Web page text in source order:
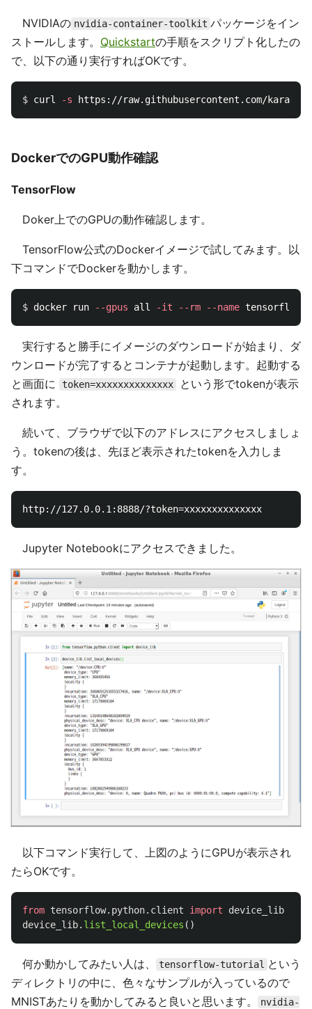
NVIDIAの nvidia-container-toolkit パッケージをイン
ストールします。 Quickstartの手順をスクリプト化したの
で、以下の通り実行すればOKです。
$ curl -s
DockerでのGPU動作確認
TensorFlow
Doker上でのGPUの動作確認します。
TensorFlow公式のDockerイメージで試してみます。以
下コマンドでDockerを動かします。
$ docker run --gpus all -it --rm --name tensorflow-
実行すると勝手にイメージのダウンロードが始まり、ダ
ウンロードが完了するとコンテナが起動します。起動する
と画面に
token=xxxxxxxxxxxxxx
という形でtokenが表示
されます。
続いて、ブラウザで以下のアドレスにアクセスしましょ
う。tokenの後は、先ほど表示されたtokenを入力しま
す。
Jupyter Notebookにアクセスできました。
以下コマンド実行して、上図のようにGPUが表示され
たらOKです。
from tensorflow.python.client import
device_lib
device_lib. list_local_devices ()
何か動かしてみたい人は、 tensorflow-tutorial という
ディレクトリの中に、色々なサンプルが入っているので
MNISTあたりを動かしてみると良いと思います。
nvidia-